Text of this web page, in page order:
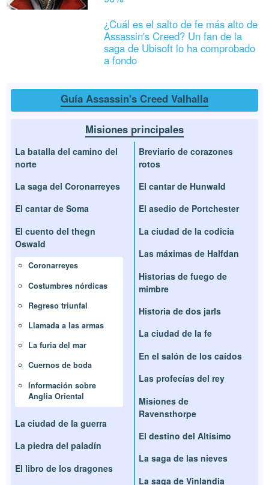
¿Cuál es el salto de fe más alto de
Assassin's Creed? Un fan de la
saga de Ubisoft lo ha comprobado
a fondo
Guía Assassin's Creed Valhalla
Misiones principales
La batalla del camino del
norte
La saga del Coronarreyes
El cantar de Soma
El cuento del thegn
Oswald
Coronarreyes
Costumbres nórdicas
Regreso triunfal
Llamada a las armas
La furia del mar
Cuernos de boda
Información sobre
Anglia Oriental
La ciudad de la guerra
La piedra del paladín
El libro de los dragones
Breviario de corazones
rotos
El cantar de Hunwald
El asedio de Portchester
La ciudad de la codicia
Las máximas de Halfdan
Historias de fuego de
mimbre
Historia de dos jarls
La ciudad de la fe
En el salón de los caídos
Las profecías del rey
Misiones de
Ravensthorpe
El destino del Altísimo
La saga de las nieves
La saga de Vinlandia